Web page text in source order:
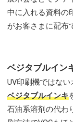
中に入れる資料の
がお客さまに配布
ベジタブルイン
UV印刷機ではな
ベジタブルインキ
石油系溶剤の代わ